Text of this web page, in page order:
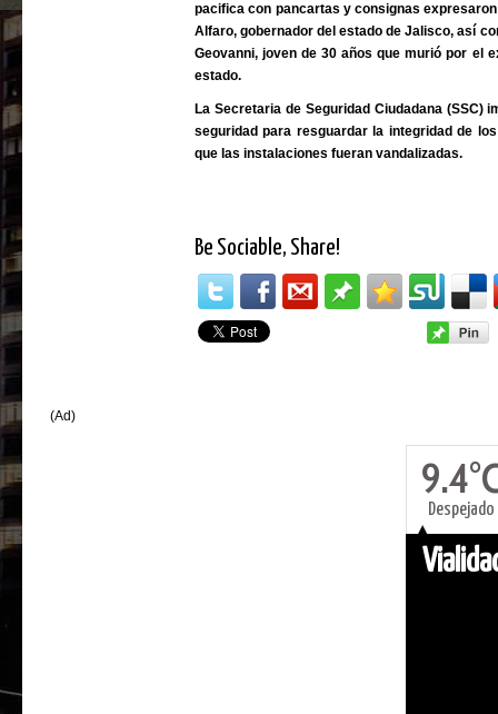
pacifica con pancartas y consignas
Alfaro, gobernador del estado de Jalisco, así
Geovanni, joven de 30 años que murió por el
estado.
La Secretaria de Seguridad Ciudadana (SSC)
seguridad para resguardar la integridad de
que las instalaciones fueran vandalizadas.
Be Sociable, Share!
(Ad)
Despejado